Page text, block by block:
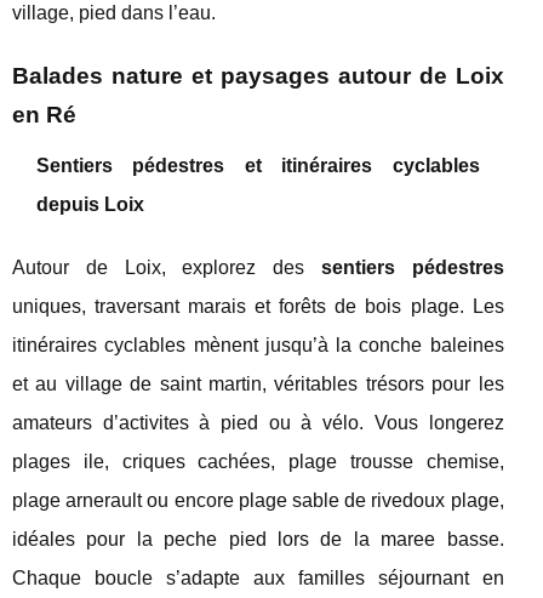
village, pied dans l’eau.
Balades nature et paysages autour de Loix
en Ré
Sentiers pédestres et itinéraires cyclables
depuis Loix
Autour de Loix, explorez des sentiers pédestres
uniques, traversant marais et forêts de bois plage. Les
itinéraires cyclables mènent jusqu’à la conche baleines
et au village de saint martin, véritables trésors pour les
amateurs d’activites à pied ou à vélo. Vous longerez
plages ile, criques cachées, plage trousse chemise,
plage arnerault ou encore plage sable de rivedoux plage,
idéales pour la peche pied lors de la maree basse.
Chaque boucle s’adapte aux familles séjournant en